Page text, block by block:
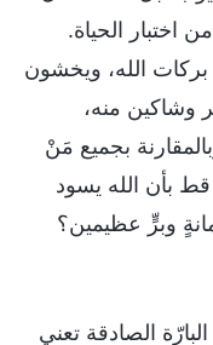
اختبار الحياة.
الله، ويخشون
وشاكين منه،
بجميع مَنْ
قط بأن الله يسود
وبرٍّ عظيمين؟
الصادقة تعني